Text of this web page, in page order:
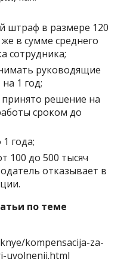
штраф в размере 120
в сумме среднего
сотрудника;
руководящие
1 год;
решение на
сроком до
года;
100 до 500 тысяч
отказывает в
по теме
kompensacija-za-
uvolnenii.html